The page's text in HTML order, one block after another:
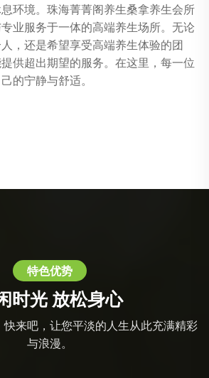
环境。珠海菁菁阁养生桑拿养生会所
业服务于一体的高端养生场所。无论
，还是希望享受高端养生体验的团
供超出期望的服务。在这里，每一位
的宁静与舒适。
特色优势
时光 放松身心
来吧，让您平淡的人生从此充满精彩
与浪漫。